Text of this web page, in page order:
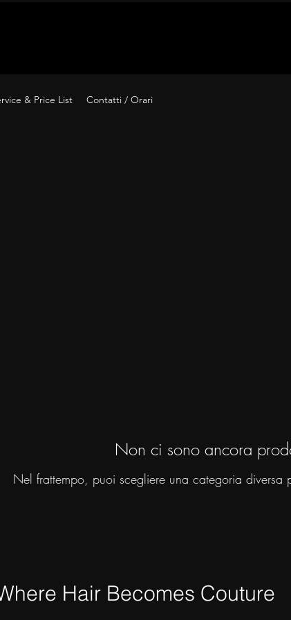
& Price List Contatti / Orari
Non ci sono ancora
Nel frattempo, puoi scegliere una categoria diversa
Hair Becomes Couture